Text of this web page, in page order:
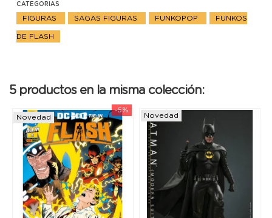
CATEGORIAS
FIGURAS SAGAS FIGURAS FUNKOPOP FUNKOS
DE FLASH
5 productos en la misma colección:
-5%
Novedad
Novedad